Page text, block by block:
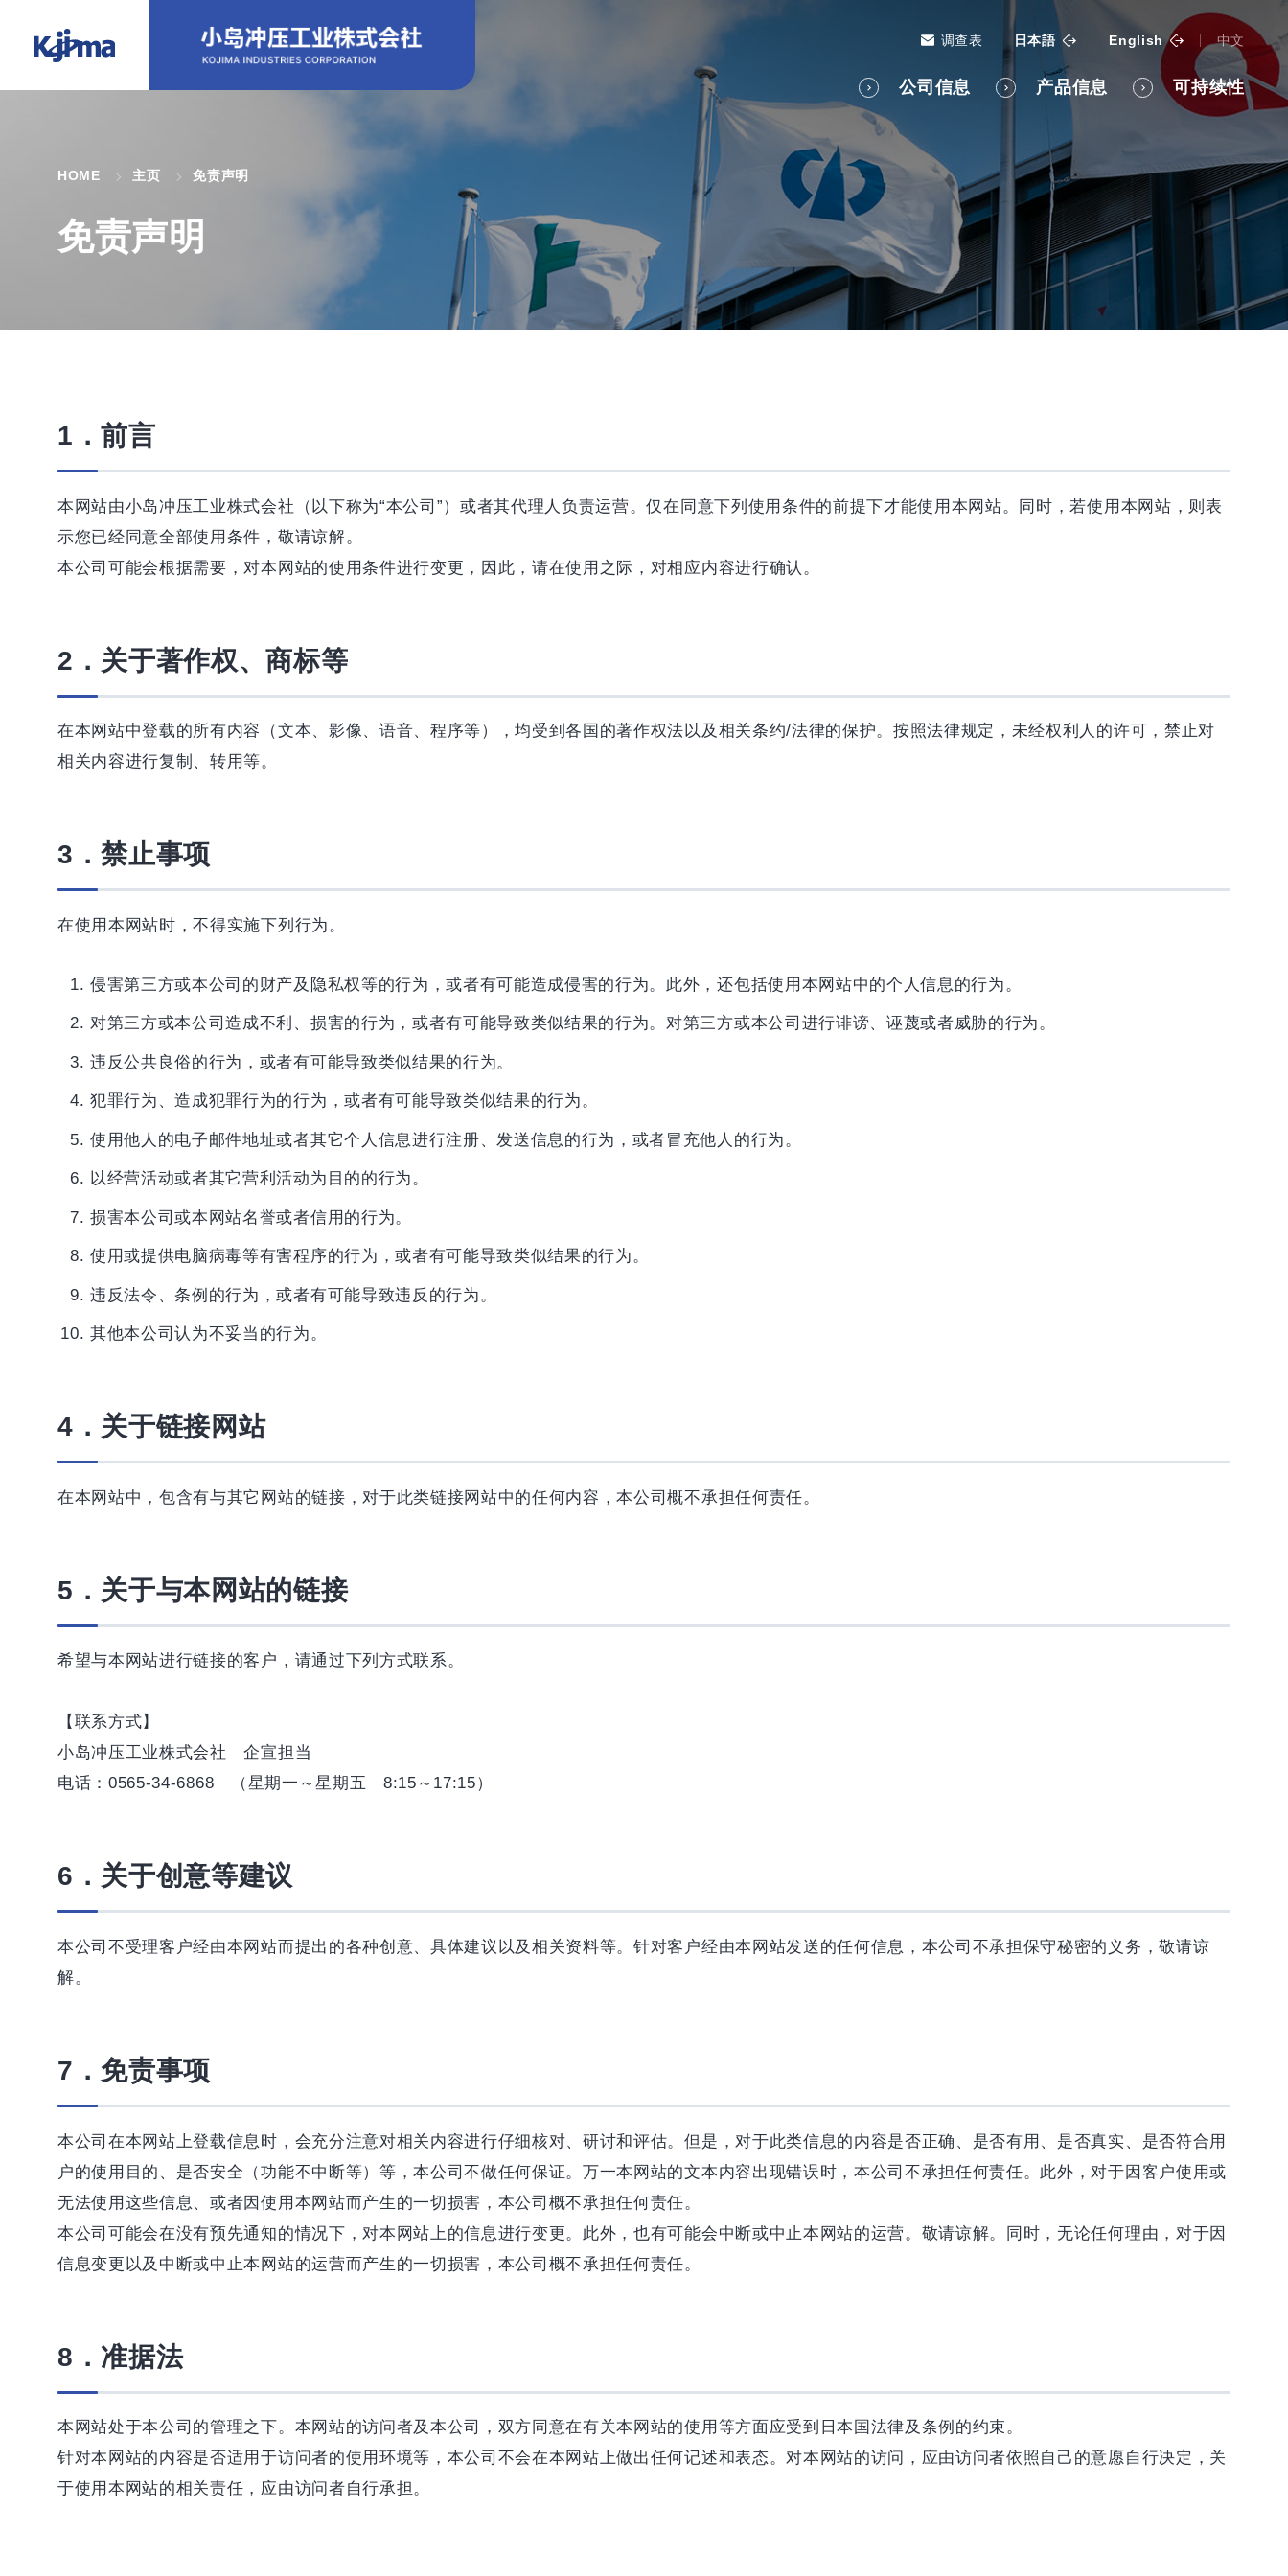
调查表 日本語 English 中文
公司信息 产品信息 可持续性
HOME 主页 免责声明
免责声明
1．前言
本网站由小岛冲压工业株式会社（以下称为“本公司”）或者其代理人负责运营。仅在同意下列使用条件的前提下才能使用本网站。同时，若使用本网站，则表
示您已经同意全部使用条件，敬请谅解。
本公司可能会根据需要，对本网站的使用条件进行变更，因此，请在使用之际，对相应内容进行确认。
2．关于著作权、商标等
在本网站中登载的所有内容（文本、影像、语音、程序等），均受到各国的著作权法以及相关条约/法律的保护。按照法律规定，未经权利人的许可，禁止对
相关内容进行复制、转用等。
3．禁止事项
在使用本网站时，不得实施下列行为。
侵害第三方或本公司的财产及隐私权等的行为，或者有可能造成侵害的行为。此外，还包括使用本网站中的个人信息的行为。
对第三方或本公司造成不利、损害的行为，或者有可能导致类似结果的行为。对第三方或本公司进行诽谤、诬蔑或者威胁的行为。
违反公共良俗的行为，或者有可能导致类似结果的行为。
犯罪行为、造成犯罪行为的行为，或者有可能导致类似结果的行为。
使用他人的电子邮件地址或者其它个人信息进行注册、发送信息的行为，或者冒充他人的行为。
以经营活动或者其它营利活动为目的的行为。
损害本公司或本网站名誉或者信用的行为。
使用或提供电脑病毒等有害程序的行为，或者有可能导致类似结果的行为。
违反法令、条例的行为，或者有可能导致违反的行为。
其他本公司认为不妥当的行为。
4．关于链接网站
在本网站中，包含有与其它网站的链接，对于此类链接网站中的任何内容，本公司概不承担任何责任。
5．关于与本网站的链接
希望与本网站进行链接的客户，请通过下列方式联系。
【联系方式】
小岛冲压工业株式会社 企宣担当
电话：0565-34-6868 （星期一～星期五 8:15～17:15）
6．关于创意等建议
本公司不受理客户经由本网站而提出的各种创意、具体建议以及相关资料等。针对客户经由本网站发送的任何信息，本公司不承担保守秘密的义务，敬请谅
解。
7．免责事项
本公司在本网站上登载信息时，会充分注意对相关内容进行仔细核对、研讨和评估。但是，对于此类信息的内容是否正确、是否有用、是否真实、是否符合用
户的使用目的、是否安全（功能不中断等）等，本公司不做任何保证。万一本网站的文本内容出现错误时，本公司不承担任何责任。此外，对于因客户使用或
无法使用这些信息、或者因使用本网站而产生的一切损害，本公司概不承担任何责任。
本公司可能会在没有预先通知的情况下，对本网站上的信息进行变更。此外，也有可能会中断或中止本网站的运营。敬请谅解。同时，无论任何理由，对于因
信息变更以及中断或中止本网站的运营而产生的一切损害，本公司概不承担任何责任。
8．准据法
本网站处于本公司的管理之下。本网站的访问者及本公司，双方同意在有关本网站的使用等方面应受到日本国法律及条例的约束。
针对本网站的内容是否适用于访问者的使用环境等，本公司不会在本网站上做出任何记述和表态。对本网站的访问，应由访问者依照自己的意愿自行决定，关
于使用本网站的相关责任，应由访问者自行承担。